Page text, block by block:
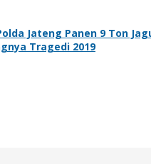
Jateng Panen 9 Ton
Tragedi 2019